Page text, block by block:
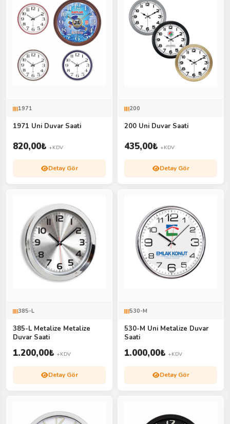
1971
1971 Uni Duvar Saati
820,00₺ +KDV
Detay Gör
200
200 Uni Duvar Saati
435,00₺ +KDV
Detay Gör
385-L
385-L Metalize Metalize
Duvar Saati
1.200,00₺ +KDV
Detay Gör
530-M
530-M Uni Metalize Duvar
Saati
1.000,00₺ +KDV
Detay Gör